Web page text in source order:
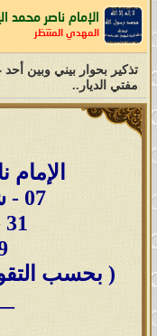
الإمام ناصر محمد
المهدي المنتظر
تذكير بحوار بيني وبين
مفتي الديار..
07 - شعبان - 1441 هـ
31 - 03 - 2020 مـ
( بحسب